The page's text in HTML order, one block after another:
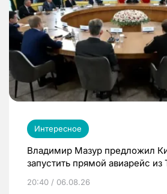
Интересное
Владимир Мазур предложил
запустить прямой авиарейс из
20:40 / 06.08.26